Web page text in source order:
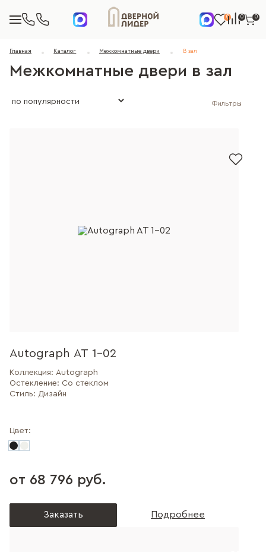
0 0 0
Главная Каталог Межкомнатные двери В зал
Межкомнатные двери в зал
Фильтры
Autograph AT 1-02
Коллекция: Autograph
Остекление: Со стеклом
Стиль: Дизайн
Цвет:
от 68 796 руб.
Заказать Подробнее